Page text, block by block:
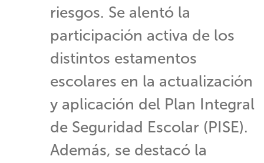
riesgos. Se alentó la
participación activa de los
distintos estamentos
escolares en la actualización
y aplicación del Plan Integral
de Seguridad Escolar (PISE).
Además, se destacó la